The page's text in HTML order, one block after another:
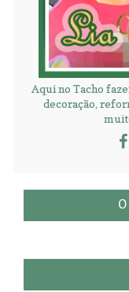
Aqui no Tacho
decoração,